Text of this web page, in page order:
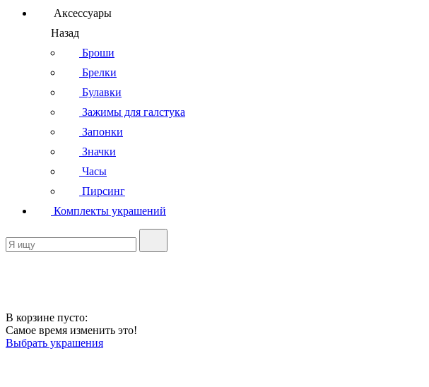
Аксессуары
Назад
Броши
Брелки
Булавки
Зажимы для галстука
Запонки
Значки
Часы
Пирсинг
Комплекты украшений
В корзине пусто:
Самое время изменить это!
Выбрать украшения